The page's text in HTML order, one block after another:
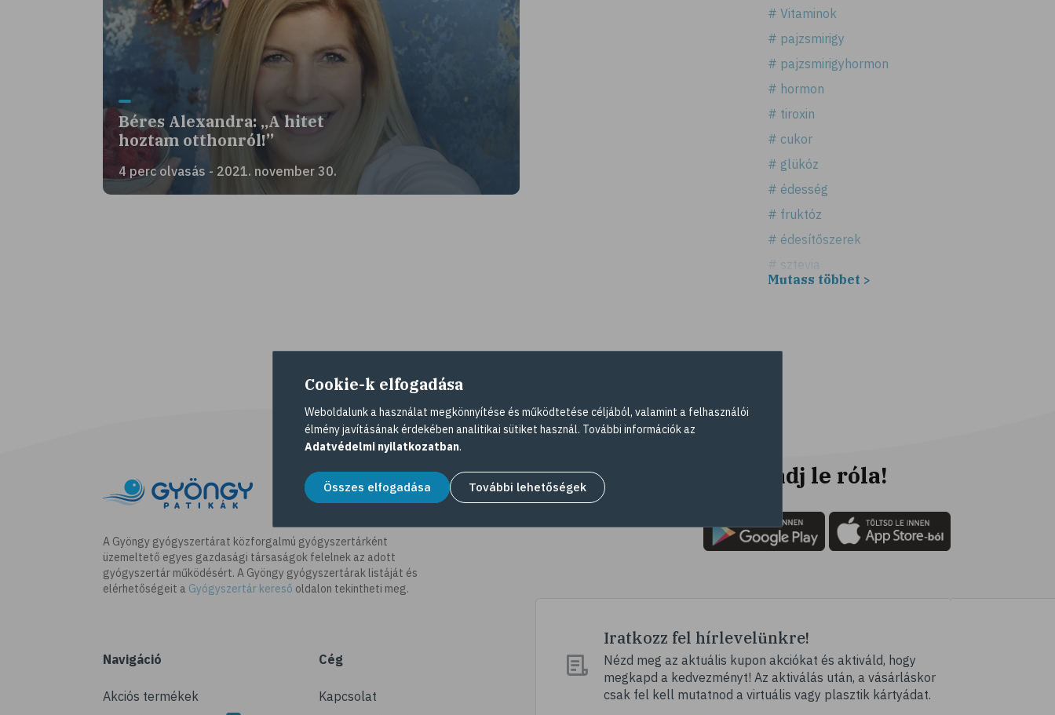
Béres Alexandra: „A hitet
hoztam otthonról!”
4 perc olvasás - 2021. november 30.
# Vitaminok
# pajzsmirigy
# pajzsmirigyhormon
# hormon
# tiroxin
# cukor
# glükóz
# édesség
# fruktóz
# édesítőszerek
# sztevia
# hal
# egészséges táplálkozás
# omega-3
# D-vitamin
# ízületi fájdalom
# ízületek
# csontok
Mutass többet >
A Gyöngy gyógyszertárat közforgalmú gyógyszertárként
üzemeltető egyes gazdasági társaságok felelnek az adott
gyógyszertár működésért. A Gyöngy gyógyszertárak listáját és
elérhetőségeit a Gyógyszertár kereső oldalon tekintheti meg.
Navigáció
Akciós termékek
Cég
Kapcsolat
Ne maradj le róla!
Iratkozz fel hírlevelünkre!
Nézd meg az aktuális kupon akciókat és aktiváld, hogy
megkapd a kedvezményt! Az aktiválás után, a vásárláskor
csak fel kell mutatnod a virtuális vagy plasztik kártyádat.
Cookie-k elfogadása
Weboldalunk a használat megkönnyítése és működtetése céljából, valamint a felhasználói
élmény javításának érdekében analitikai sütiket használ. További információk az
Adatvédelmi nyilatkozatban.
Összes elfogadása További lehetőségek